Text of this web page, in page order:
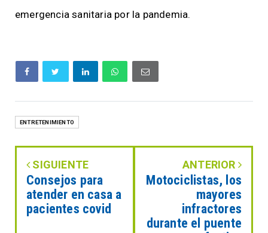
emergencia sanitaria por la pandemia.
ENTRETENIMIENTO
SIGUIENTE
Consejos para
atender en casa a
pacientes covid
ANTERIOR
Motociclistas, los
mayores
infractores
durante el puente